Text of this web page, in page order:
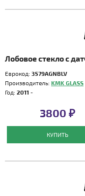
Лобовое стекло с
Еврокод: 3579AGNBLV
Производитель: KMK GLASS
Год: 2011 -
3800 ₽
КУПИТЬ